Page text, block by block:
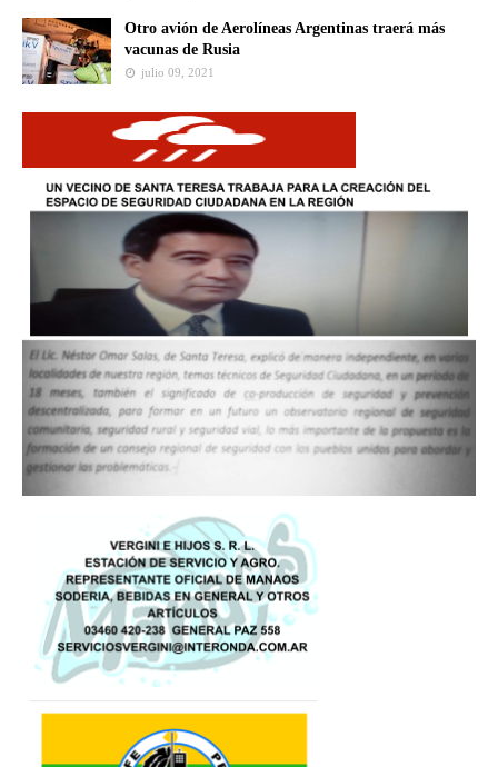
Otro avión de Aerolíneas Argentinas traerá más
vacunas de Rusia
julio 09, 2021